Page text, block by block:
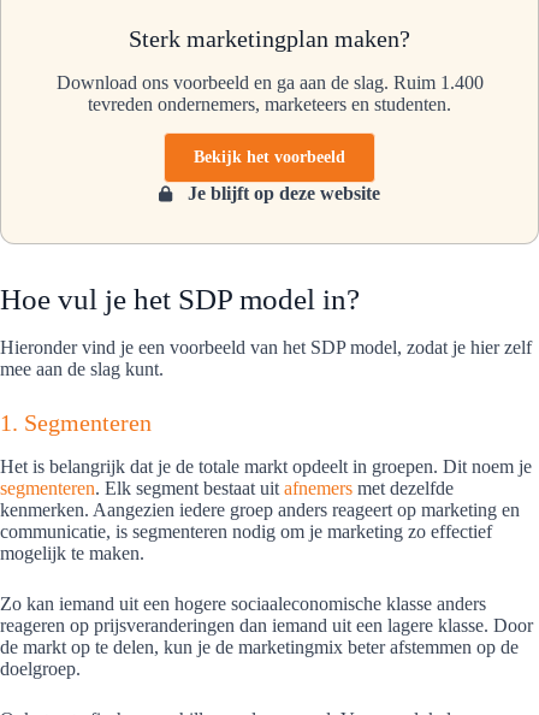
Sterk marketingplan maken?
Download ons voorbeeld en ga aan de slag. Ruim 1.400
tevreden ondernemers, marketeers en studenten.
Bekijk het voorbeeld
Je blijft op deze website
Hoe vul je het SDP model in?
Hieronder vind je een voorbeeld van het SDP model, zodat je hier zelf
mee aan de slag kunt.
1. Segmenteren
Het is belangrijk dat je de totale markt opdeelt in groepen. Dit noem je
segmenteren. Elk segment bestaat uit afnemers met dezelfde
kenmerken. Aangezien iedere groep anders reageert op marketing en
communicatie, is segmenteren nodig om je marketing zo effectief
mogelijk te maken.
Zo kan iemand uit een hogere sociaaleconomische klasse anders
reageren op prijsveranderingen dan iemand uit een lagere klasse. Door
de markt op te delen, kun je de marketingmix beter afstemmen op de
doelgroep.